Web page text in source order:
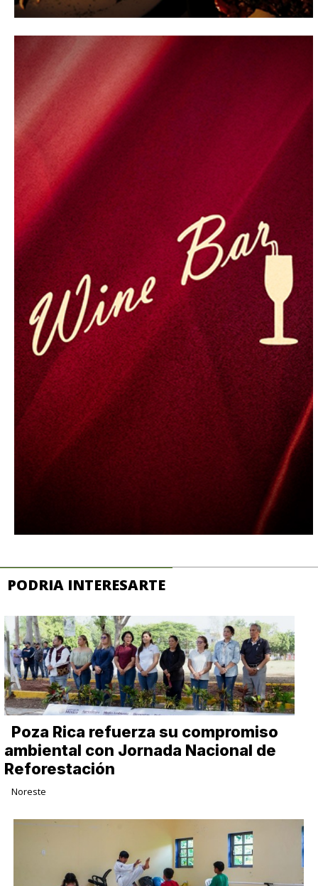
PODRIA INTERESARTE
Poza Rica refuerza su compromiso
ambiental con Jornada Nacional de
Reforestación
Noreste